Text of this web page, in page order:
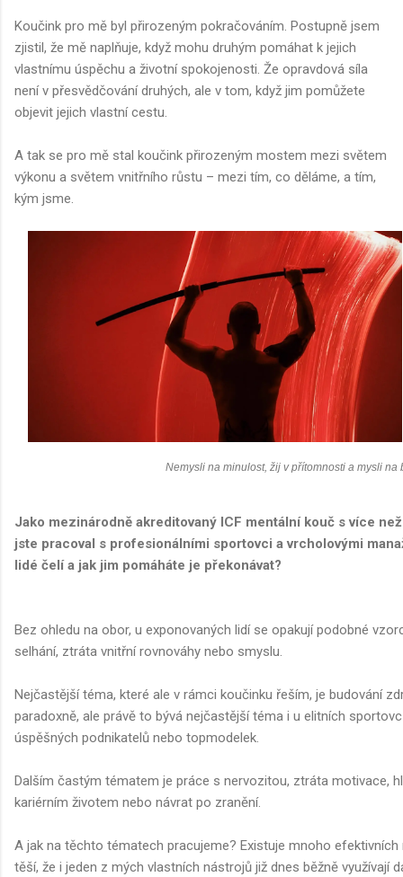
Koučink pro mě byl přirozeným pokračováním. Postupně jsem
zjistil, že mě naplňuje, když mohu druhým pomáhat k jejich
vlastnímu úspěchu a životní spokojenosti. Že opravdová síla
není v přesvědčování druhých, ale v tom, když jim pomůžete
objevit jejich vlastní cestu.
A tak se pro mě stal koučink přirozeným mostem mezi světem
výkonu a světem vnitřního růstu – mezi tím, co děláme, a tím,
kým jsme.
Nemysli na minulost, žij v přítomnosti a mysli na
Jako mezinárodně akreditovaný ICF mentální kouč s více
jste pracoval s profesionálními sportovci a vrcholovými
lidé čelí a jak jim pomáháte je překonávat?
Bez ohledu na obor, u exponovaných lidí se opakují podobné
selhání, ztráta vnitřní rovnováhy nebo smyslu.
Nejčastější téma, které ale v rámci koučinku řeším, je budování
paradoxně, ale právě to bývá nejčastější téma i u elitních
úspěšných podnikatelů nebo topmodelek.
Dalším častým tématem je práce s nervozitou, ztráta motivace,
kariérním životem nebo návrat po zranění.
A jak na těchto tématech pracujeme? Existuje mnoho
těší, že i jeden z mých vlastních nástrojů již dnes běžně využívají